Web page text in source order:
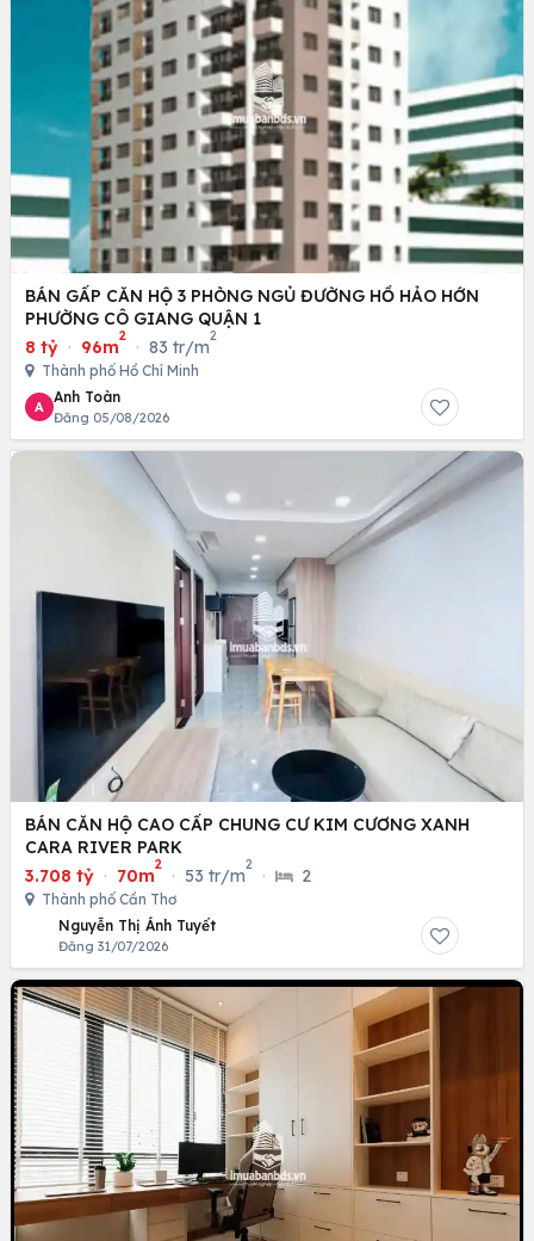
BÁN GẤP CĂN HỘ 3 PHÒNG NGỦ ĐƯỜNG HỒ HẢO HỚN
PHƯỜNG CÔ GIANG QUẬN 1
8 tỷ · 96m
2
· 83 tr/m
2
Thành phố Hồ Chí Minh
A
Anh Toàn
Đăng 05/08/2026
BÁN CĂN HỘ CAO CẤP CHUNG CƯ KIM CƯƠNG XANH
CARA RIVER PARK
3.708 tỷ · 70m
2
· 53 tr/m
2
· 2
Thành phố Cần Thơ
Nguyễn Thị Ánh Tuyết
Đăng 31/07/2026